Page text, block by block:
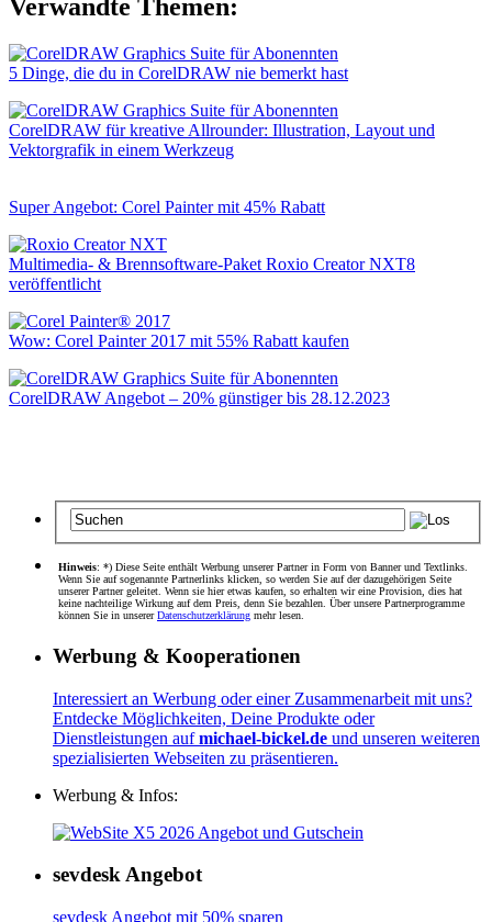
Verwandte Themen:
5 Dinge, die du in CorelDRAW nie bemerkt hast
CorelDRAW für kreative Allrounder: Illustration, Layout und
Vektorgrafik in einem Werkzeug
Super Angebot: Corel Painter mit 45% Rabatt
Multimedia- & Brennsoftware-Paket Roxio Creator NXT8
veröffentlicht
Wow: Corel Painter 2017 mit 55% Rabatt kaufen
CorelDRAW Angebot – 20% günstiger bis 28.12.2023
Hinweis: *) Diese Seite enthält Werbung unserer Partner in Form von Banner und Textlinks.
Wenn Sie auf sogenannte Partnerlinks klicken, so werden Sie auf der dazugehörigen Seite
unserer Partner geleitet. Wenn sie hier etwas kaufen, so erhalten wir eine Provision, dies hat
keine nachteilige Wirkung auf dem Preis, denn Sie bezahlen. Über unsere Partnerprogramme
können Sie in unsererDatenschutzerklärung mehr lesen.
Werbung & Kooperationen
Interessiert an Werbung oder einer Zusammenarbeit mit uns?
Entdecke Möglichkeiten, Deine Produkte oder
Dienstleistungen aufmichael-bickel.de und unseren weiteren
spezialisierten Webseiten zu präsentieren.
Werbung & Infos:
sevdesk Angebot
sevdesk Angebot mit 50% sparen